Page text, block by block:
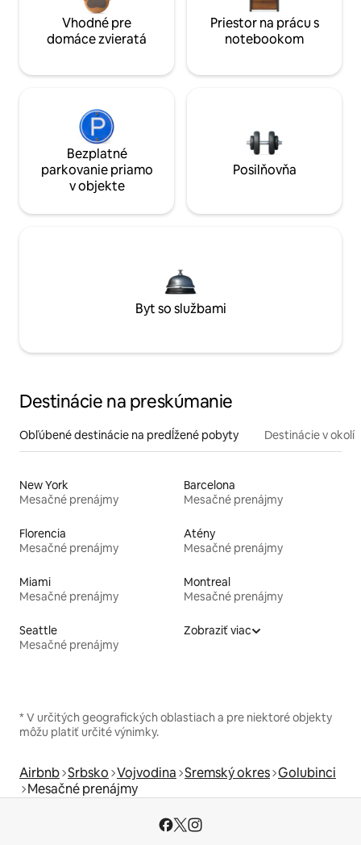
Vhodné pre
domáce zvieratá
Priestor na prácu s
notebookom
Bezplatné
parkovanie priamo
v objekte
Posilňovňa
Byt so službami
Destinácie na preskúmanie
Obľúbené destinácie na predĺžené pobyty Destinácie v okolí
New York
Mesačné prenájmy
Barcelona
Mesačné prenájmy
Florencia
Mesačné prenájmy
Atény
Mesačné prenájmy
Miami
Mesačné prenájmy
Montreal
Mesačné prenájmy
Seattle
Mesačné prenájmy
Zobraziť viac
* V určitých geografických oblastiach a pre niektoré objekty
môžu platiť určité výnimky.
Airbnb Srbsko Vojvodina Sremský okres Golubinci
Mesačné prenájmy